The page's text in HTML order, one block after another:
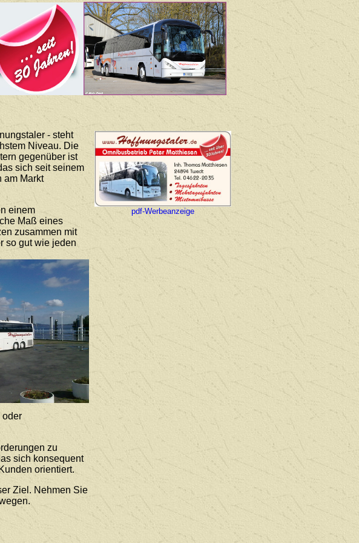
- steht
Niveau. Die
gegenüber ist
sich seit seinem
am Markt
einem
Maß eines
zusammen mit
so gut wie jeden
oder
zu
sich konsequent
orientiert.
Ziel. Nehmen Sie
pdf-Werbeanzeige